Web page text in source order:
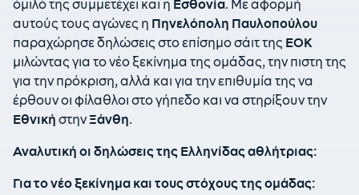
όμιλό της συμμετέχει και η Εσθονία. Με αφορμή
αυτούς τους αγώνες η Πηνελόπολη Παυλοπούλου
παραχώρησε δηλώσεις στο επίσημο σάιτ της ΕΟΚ
μιλώντας για το νέο ξεκίνημα της ομάδας, την πιστη της
για την πρόκριση, αλλά και για την επιθυμία της να
έρθουν οι φίλαθλοι στο γήπεδο και να στηρίξουν την
Εθνική στηνΞάνθη.
Αναλυτική οι δηλώσεις της Ελληνίδας αθλήτριας:
Για το νέο ξεκίνημα και τους στόχους της ομάδας: